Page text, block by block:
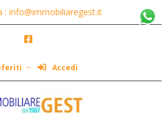
: info@immobiliaregest.it
Accedi